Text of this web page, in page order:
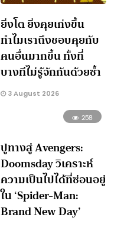
ยิ่งโต ยิ่งคุยเก่งขึ้น
ทำไมเราถึงชอบคุยกับ
คนอื่นมากขึ้น ทั้งที่
บางทีไม่รู้จักกันด้วยซ้ำ
3 August 2026
258
ปูทางสู่ Avengers:
Doomsday วิเคราะห์
ความเป็นไปได้ที่ซ่อนอยู่
ใน ‘Spider-Man:
Brand New Day’